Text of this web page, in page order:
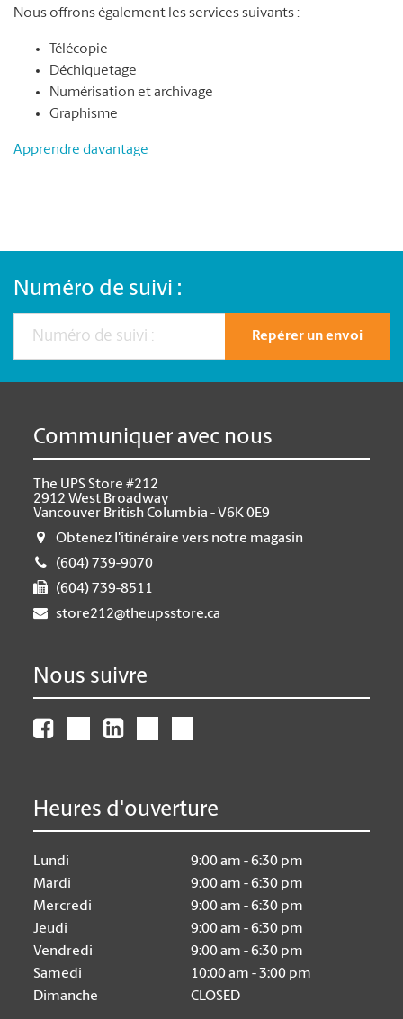
Nous offrons également les services suivants :
Télécopie
Déchiquetage
Numérisation et archivage
Graphisme
Apprendre davantage
Numéro de suivi :
Repérer un envoi
Communiquer avec nous
The UPS Store #212
2912 West Broadway
Vancouver British Columbia - V6K 0E9
Obtenez l'itinéraire vers notre magasin
(604) 739-9070
(604) 739-8511
store212@theupsstore.ca
Nous suivre
Heures d'ouverture
Lundi
9:00 am - 6:30 pm
Mardi
9:00 am - 6:30 pm
Mercredi
9:00 am - 6:30 pm
Jeudi
9:00 am - 6:30 pm
Vendredi
9:00 am - 6:30 pm
Samedi
10:00 am - 3:00 pm
Dimanche
CLOSED